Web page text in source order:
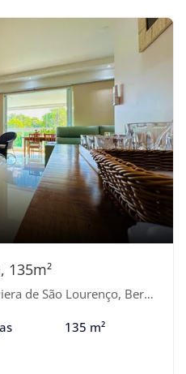
135m²
São Lourenço, Bertioga-SP
135 m²